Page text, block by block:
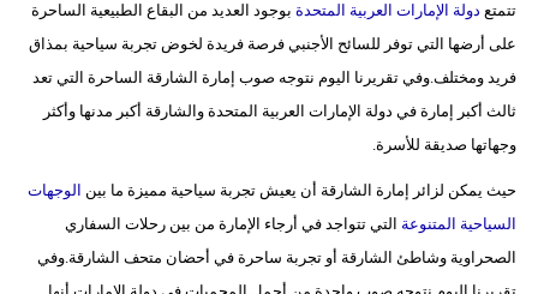
أزياء
إسلامية
مدوَّنات
تتمتع دولة الإمارات العربية المتحدة بوجود العديد من البقاع الطبيعية الساحرة
على أرضها التي توفر للسائح الأجنبي فرصة فريدة لخوض تجربة سياحية بمذاق
فريد ومختلف.وفي تقريرنا اليوم نتوجه صوب إمارة الشارقة الساحرة التي تعد
ثالث أكبر إمارة في دولة الإمارات العربية المتحدة والشارقة أكبر مدنها وأكثر
وجهاتها صديقة للأسرة.
حيث يمكن لزائر إمارة الشارقة أن يعيش تجربة سياحية مميزة ما بين الوجهات
السياحية المتنوعة التي تتواجد في أرجاء الإمارة من بين رحلات السفاري
الصحراوية وشاطئ الشارقة أو تجربة ساحرة في أحضان متحف الشارقة.وفي